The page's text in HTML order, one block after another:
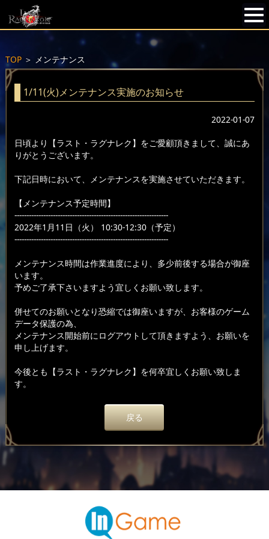
TOP＞ メンテナンス
1/11(火)メンテナンス実施のお知らせ
2022-01-07
日頃より【ラスト・ラグナレク】をご愛顧頂きまして、誠にあ
りがとうございます。
下記日時において、メンテナンスを実施させていただきます。
【メンテナンス予定時間】
----------------------------------------------------------------
2022年1月11日（火） 10:30-12:30（予定）
----------------------------------------------------------------
メンテナンス時間は作業進度により、多少前後する場合が御座
います。
予めご了承下さいますよう宜しくお願い致します。
併せてのお願いとなり恐縮では御座いますが、お客様のゲーム
データ保護の為、
メンテナンス開始前にログアウトして頂きますよう、お願いを
申し上げます。
今後とも【ラスト・ラグナレク】を何卒宜しくお願い致しま
す。
戻る